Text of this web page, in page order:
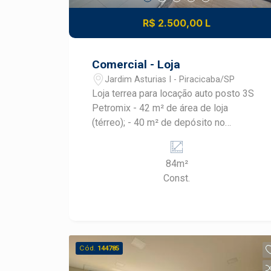
R$ 2.500,00 L
Comercial - Loja
Jardim Asturias I - Piracicaba/SP
Loja terrea para locação auto posto 3S
Petromix - 42 m² de área de loja
(térreo); - 40 m² de depósito no
operacional - 01 Banheiro privativo - 01
Copa de apoio; - Localização
privilegiada dentro do Auto Posto 3S
84m²
Const.
Cód. 144785